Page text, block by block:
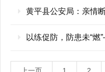
黄平县公安局：亲情
以练促防，防患未“